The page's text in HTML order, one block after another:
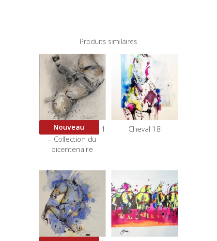
Produits similaires
Nouveau
Bicorne et Virolles 1
– Collection du
bicentenaire
Cheval 18